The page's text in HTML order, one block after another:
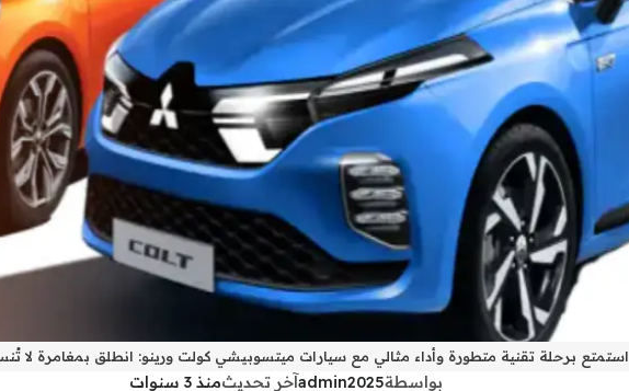
استمتع برحلة تقنية متطورة وأداء مثالي مع سيارات ميتسوبيشي كولت ورينو: انطلق بمغامرة لا
بواسطةadmin2025آخر تحديثمنذ 3 سنوات